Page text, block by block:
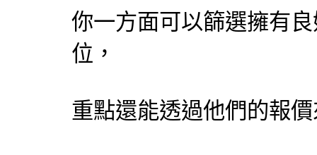
你一方面可以篩選擁有
位，
重點還能透過他們的報